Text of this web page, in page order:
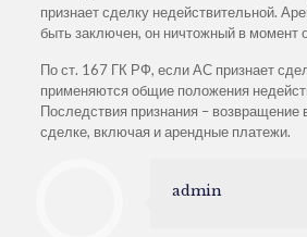
признает сделку недействительной.
быть заключен, он ничтожный в момент
По ст. 167 ГК РФ, если АС признает
применяются общие положения
Последствия признания – возвращение
сделке, включая и арендные платежи.
admin